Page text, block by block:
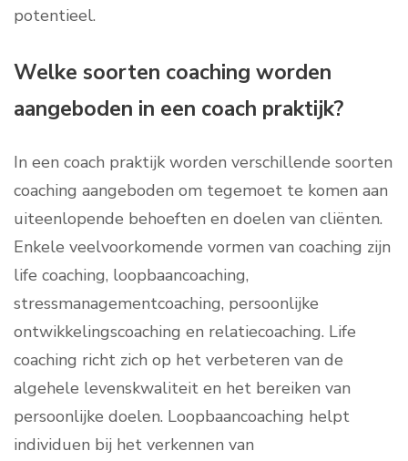
potentieel.
Welke soorten coaching worden
aangeboden in een coach praktijk?
In een coach praktijk worden verschillende soorten
coaching aangeboden om tegemoet te komen aan
uiteenlopende behoeften en doelen van cliënten.
Enkele veelvoorkomende vormen van coaching zijn
life coaching, loopbaancoaching,
stressmanagementcoaching, persoonlijke
ontwikkelingscoaching en relatiecoaching. Life
coaching richt zich op het verbeteren van de
algehele levenskwaliteit en het bereiken van
persoonlijke doelen. Loopbaancoaching helpt
individuen bij het verkennen van